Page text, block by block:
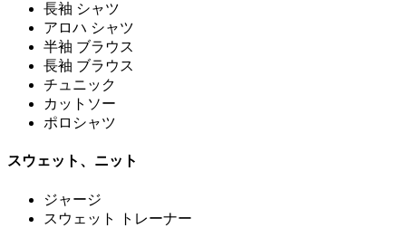
長袖 シャツ
アロハ シャツ
半袖 ブラウス
長袖 ブラウス
チュニック
カットソー
ポロシャツ
スウェット、ニット
ジャージ
スウェット トレーナー